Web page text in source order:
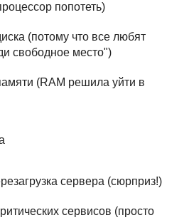
попотеть)
(потому что все любят
свободное место")
(RAM решила уйти в
сервера (сюрприз!)
сервисов (просто